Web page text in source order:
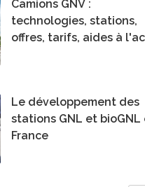
Camions GNV :
technologies, stations,
offres, tarifs, aides à
Le développement des
stations GNL et bioGNL
France